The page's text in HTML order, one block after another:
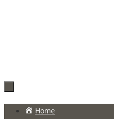
Salta
Home